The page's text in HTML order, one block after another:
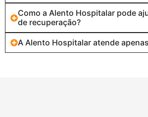
Como a Alento Hospitalar pode
de recuperação?
A Alento Hospitalar atende